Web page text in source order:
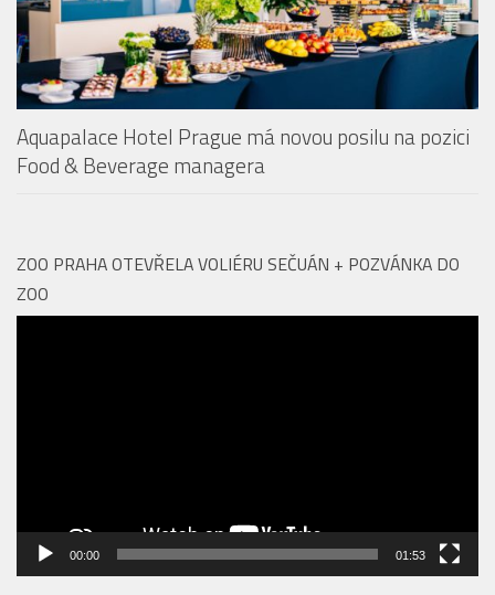
Aquapalace Hotel Prague má novou posilu na pozici
Food & Beverage managera
ZOO PRAHA OTEVŘELA VOLIÉRU SEČUÁN + POZVÁNKA DO
ZOO
00:00 01:53